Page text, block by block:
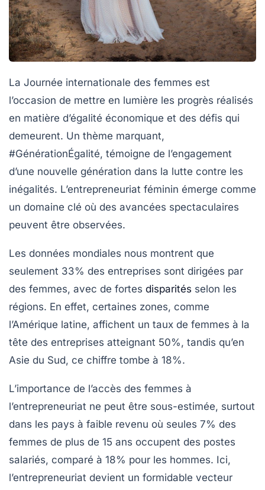
La Journée internationale des femmes est
l’occasion de mettre en lumière les progrès réalisés
en matière d’égalité économique et des défis qui
demeurent. Un thème marquant,
#GénérationÉgalité, témoigne de l’engagement
d’une nouvelle génération dans la lutte contre les
inégalités. L’entrepreneuriat féminin émerge comme
un domaine clé où des avancées spectaculaires
peuvent être observées.
Les données mondiales nous montrent que
seulement 33% des entreprises sont dirigées par
des femmes, avec de fortes disparités selon les
régions. En effet, certaines zones, comme
l’Amérique latine, affichent un taux de femmes à la
tête des entreprises atteignant 50%, tandis qu’en
Asie du Sud, ce chiffre tombe à 18%.
L’importance de l’accès des femmes à
l’entrepreneuriat ne peut être sous-estimée, surtout
dans les pays à faible revenu où seules 7% des
femmes de plus de 15 ans occupent des postes
salariés, comparé à 18% pour les hommes. Ici,
l’entrepreneuriat devient un formidable vecteur